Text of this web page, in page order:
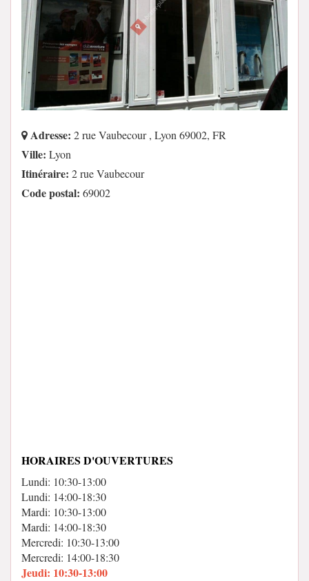
Adresse: 2 rue Vaubecour , Lyon 69002, FR
Ville: Lyon
Itinéraire: 2 rue Vaubecour
Code postal: 69002
HORAIRES D'OUVERTURES
Lundi: 10:30-13:00
Lundi: 14:00-18:30
Mardi: 10:30-13:00
Mardi: 14:00-18:30
Mercredi: 10:30-13:00
Mercredi: 14:00-18:30
Jeudi: 10:30-13:00